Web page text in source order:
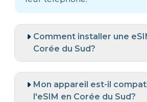
Comment installer une
Corée du Sud?
Mon appareil est-il
l'eSIM en Corée du Sud?